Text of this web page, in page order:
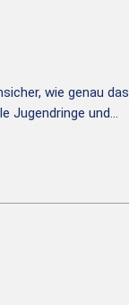
wie genau das
Jugendringe und…